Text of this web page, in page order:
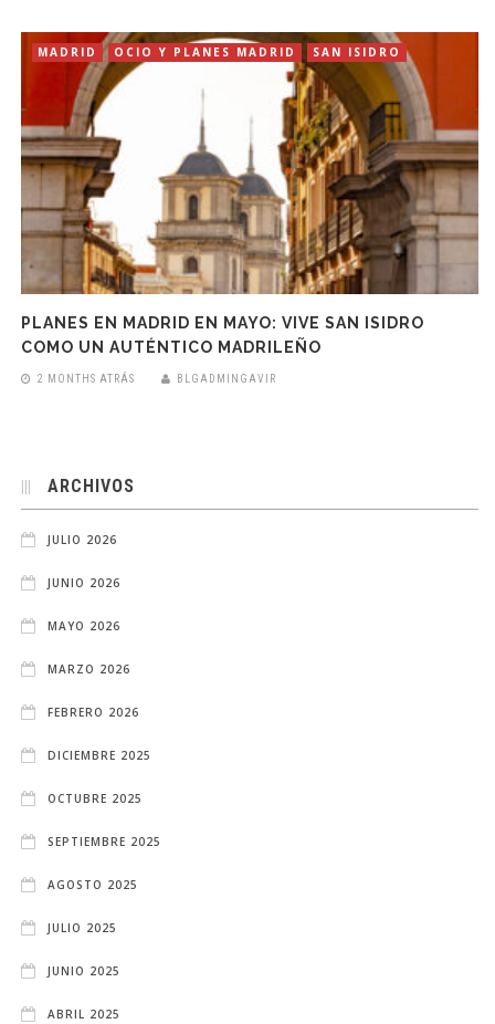
MADRID OCIO Y PLANES MADRID SAN ISIDRO
PLANES EN MADRID EN MAYO: VIVE SAN ISIDRO
COMO UN AUTÉNTICO MADRILEÑO
2 MONTHS ATRÁS BLGADMINGAVIR
ARCHIVOS
JULIO 2026
JUNIO 2026
MAYO 2026
MARZO 2026
FEBRERO 2026
DICIEMBRE 2025
OCTUBRE 2025
SEPTIEMBRE 2025
AGOSTO 2025
JULIO 2025
JUNIO 2025
ABRIL 2025